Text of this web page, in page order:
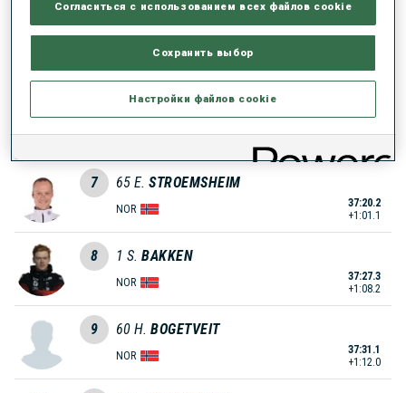
5 41 P. MAGAZEEV
+46.5
ANDERSEN
NOR
7 65 E. STROEMSHEIM
NOR
37:20.2
+1:01.1
8 1 S. BAKKEN
NOR
37:27.3
+1:08.2
9 60 H. BOGETVEIT
NOR
37:31.1
+1:12.0
Согласиться с использованием всех файлов cookie
Сохранить выбор
Настройки файлов cookie